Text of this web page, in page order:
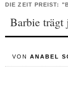
DIE ZEIT PREIST:
Barbie trägt
VON ANABEL